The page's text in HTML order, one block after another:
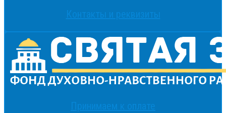
Контакты и реквизиты
Принимаем к оплате